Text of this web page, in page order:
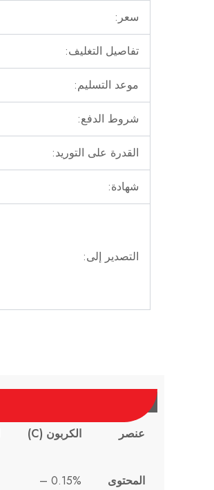
سعر:
تفاصيل التغليف:
موعد التسليم:
شروط الدفع:
القدرة على التوريد:
شهادة:
التصدير إلى:
عنصر الكربون (C)
المحتوى
0.15% –